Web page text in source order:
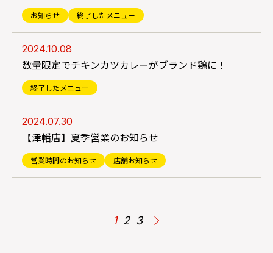
お知らせ 終了したメニュー
2024.10.08
数量限定でチキンカツカレーがブランド鶏に！
終了したメニュー
2024.07.30
【津幡店】夏季営業のお知らせ
営業時間のお知らせ 店舗お知らせ
1 2 3